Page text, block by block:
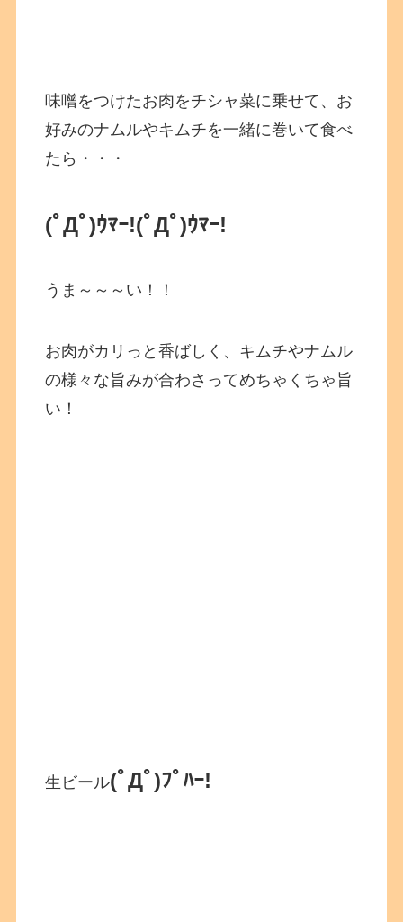
味噌をつけたお肉をチシャ菜に乗せて、お
好みのナムルやキムチを一緒に巻いて食べ
たら・・・
(ﾟДﾟ)ｳﾏｰ!(ﾟДﾟ)ｳﾏｰ!
うま～～～い！！
お肉がカリっと香ばしく、キムチやナムル
の様々な旨みが合わさってめちゃくちゃ旨
い！
生ビール(ﾟДﾟ)ﾌﾟﾊｰ!